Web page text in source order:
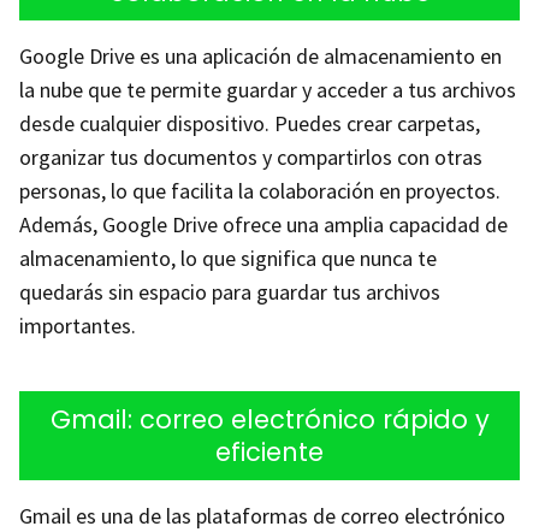
Google Drive es una aplicación de almacenamiento en
la nube que te permite guardar y acceder a tus archivos
desde cualquier dispositivo. Puedes crear carpetas,
organizar tus documentos y compartirlos con otras
personas, lo que facilita la colaboración en proyectos.
Además, Google Drive ofrece una amplia capacidad de
almacenamiento, lo que significa que nunca te
quedarás sin espacio para guardar tus archivos
importantes.
Gmail: correo electrónico rápido y
eficiente
Gmail es una de las plataformas de correo electrónico